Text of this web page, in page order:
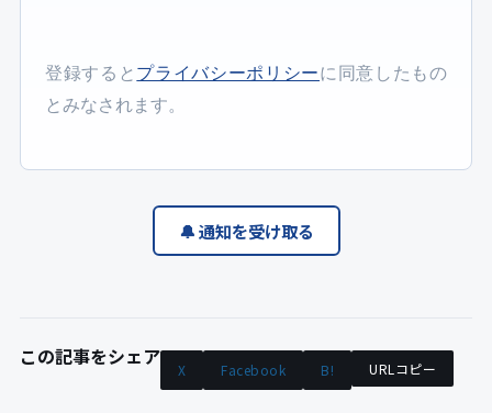
登録すると プライバシーポリシーに同意したもの
とみなされます。
🔔 通知を受け取る
この記事をシェア X Facebook B! URLコピー